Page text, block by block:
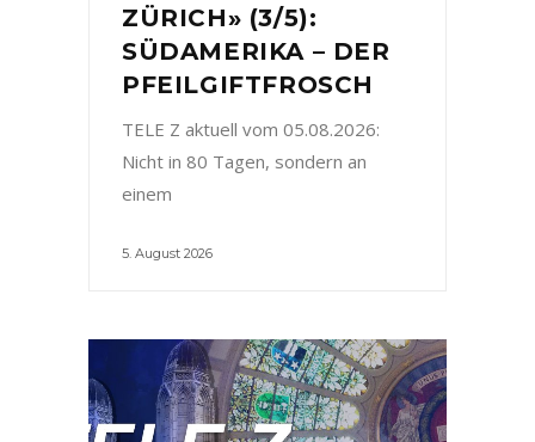
ZÜRICH» (3/5):
SÜDAMERIKA – DER
PFEILGIFTFROSCH
TELE Z aktuell vom 05.08.2026:
Nicht in 80 Tagen, sondern an
einem
5. August 2026